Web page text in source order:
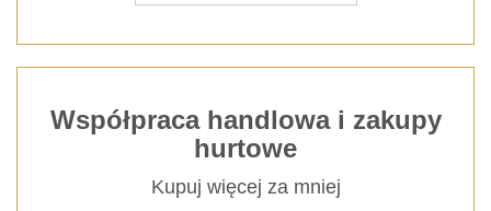
Współpraca handlowa i zakupy
hurtowe
Kupuj więcej za mniej